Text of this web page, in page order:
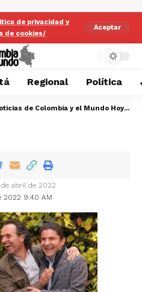
de privacidad y
de cookies/
Aceptar
Regional Política
Colombia Mundo - Principales Noticias de Colombia y el Mundo Hoy
>
2022 9:40 AM
abril de 2022